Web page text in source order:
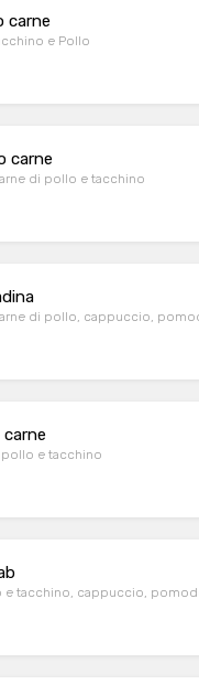
carne
e Pollo
carne
di pollo e tacchino
di pollo, cappuccio,
pollo e tacchino
e tacchino, cappuccio,